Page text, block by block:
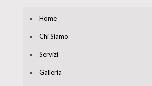
Home
Chi Siamo
Servizi
Galleria